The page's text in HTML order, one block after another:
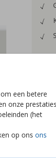
een betere
onze
(het
op ons ons
Prijzen